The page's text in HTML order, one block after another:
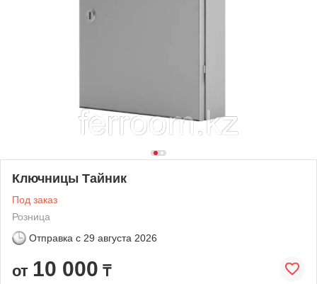
Ключницы Тайник
Под заказ
Розница
Отправка с 29 августа 2026
от 10 000 ₸